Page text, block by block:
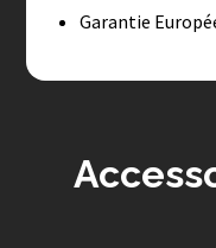
Garantie